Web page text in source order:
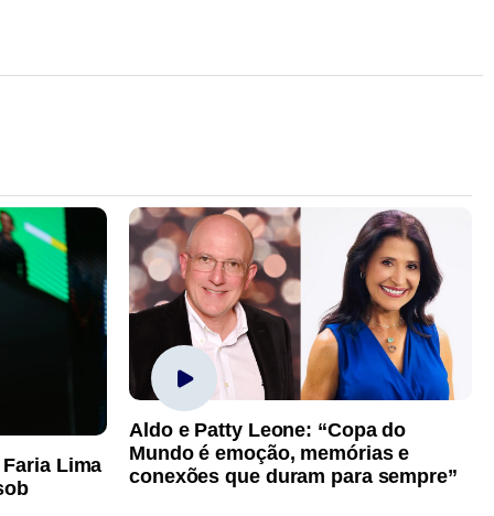
Lima
Aldo e Patty Leone: “Copa do
Mundo é emoção, memórias e
conexões que duram para sempre”